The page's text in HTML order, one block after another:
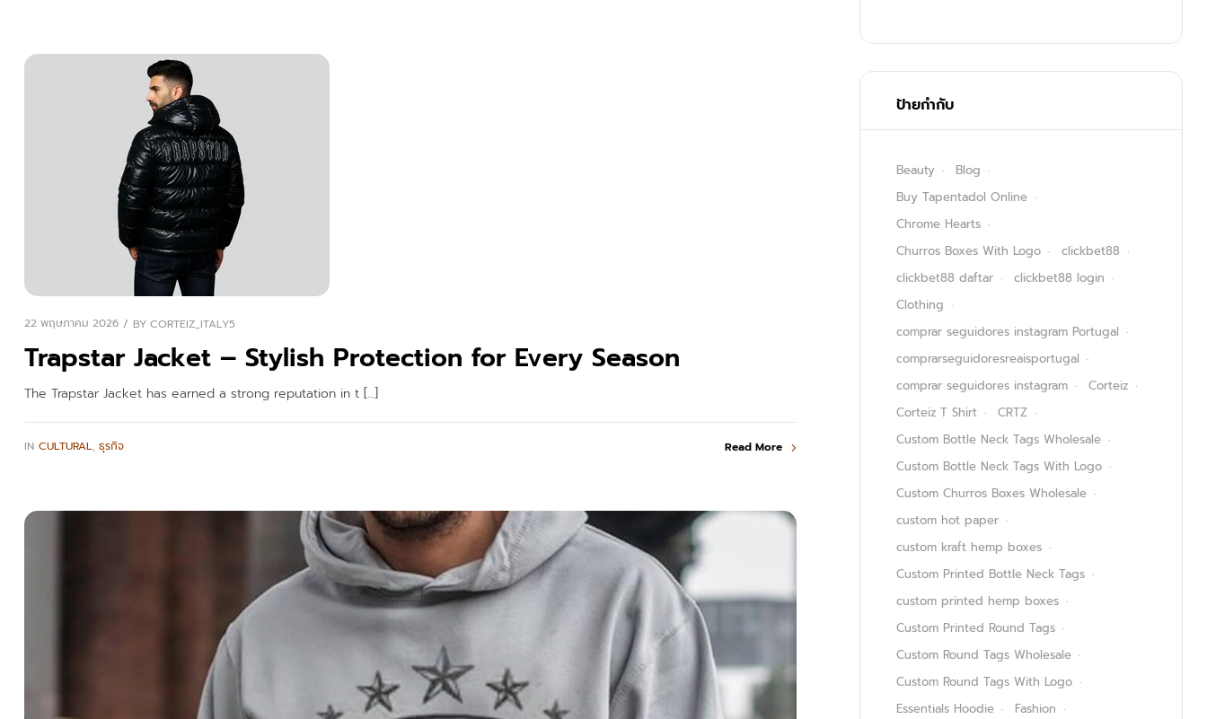
22 พฤษภาคม 2026 BY CORTEIZ_ITALY5
Trapstar Jacket – Stylish Protection for Every Season
The Trapstar Jacket has earned a strong reputation in t […]
IN CULTURAL, ธุรกิจ Read More
ป้ายกำกับ
Beauty
Blog
Buy Tapentadol Online
Chrome Hearts
Churros Boxes With Logo
clickbet88
clickbet88 daftar
clickbet88 login
Clothing
comprar seguidores instagram Portugal
comprarseguidoresreaisportugal
comprar seguidores instagram
Corteiz
Corteiz T Shirt
CRTZ
Custom Bottle Neck Tags Wholesale
Custom Bottle Neck Tags With Logo
Custom Churros Boxes Wholesale
custom hot paper
custom kraft hemp boxes
Custom Printed Bottle Neck Tags
custom printed hemp boxes
Custom Printed Round Tags
Custom Round Tags Wholesale
Custom Round Tags With Logo
Essentials Hoodie
Fashion